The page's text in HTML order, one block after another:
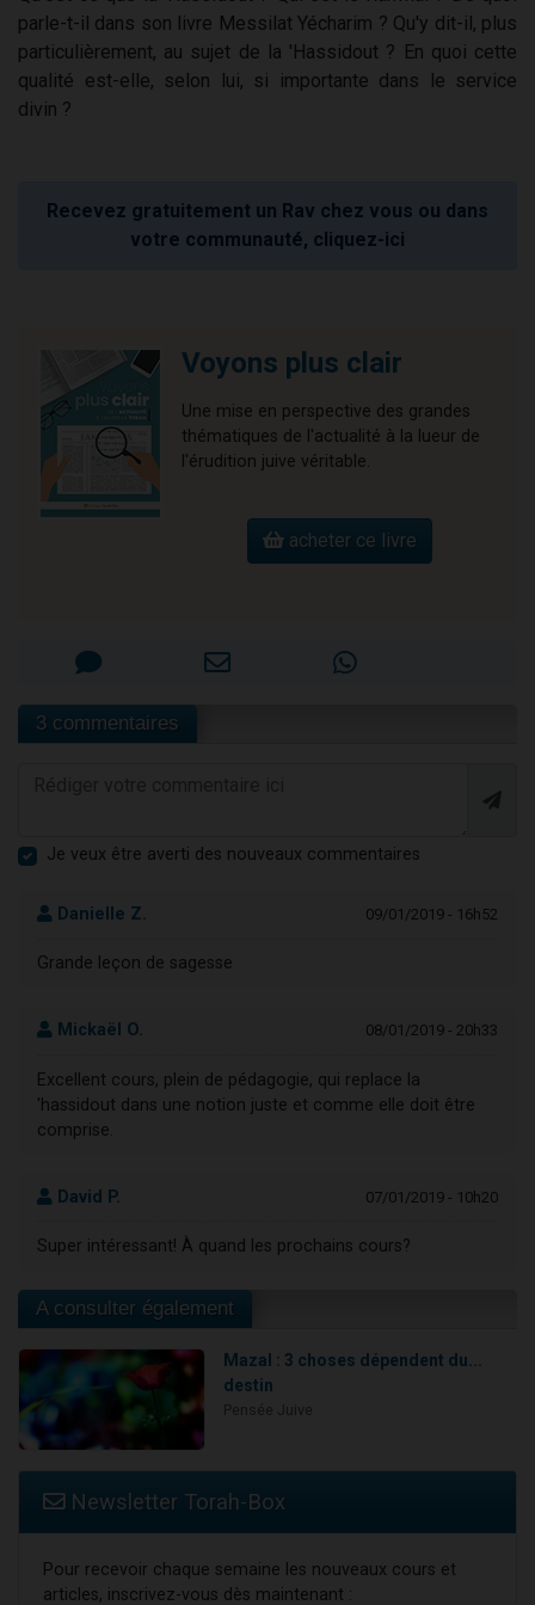
parle-t-il dans son livre Messilat Yécharim ? Qu'y dit-il, plus
particulièrement, au sujet de la 'Hassidout ? En quoi cette
qualité est-elle, selon lui, si importante dans le service
divin ?
Recevez gratuitement un Rav chez vous ou dans
votre communauté, cliquez-ici
Voyons plus clair
Une mise en perspective des grandes
thématiques de l'actualité à la lueur de
l'érudition juive véritable.
acheter ce livre
3 commentaires
Je veux être averti des nouveaux commentaires
Danielle Z. 09/01/2019 - 16h52
Grande leçon de sagesse
Mickaël O. 08/01/2019 - 20h33
Excellent cours, plein de pédagogie, qui replace la
'hassidout dans une notion juste et comme elle doit être
comprise.
David P. 07/01/2019 - 10h20
Super intéressant! À quand les prochains cours?
A consulter également
Mazal : 3 choses dépendent du...
destin
Newsletter Torah-Box
Pour recevoir chaque semaine les nouveaux cours et
articles, inscrivez-vous dès maintenant :